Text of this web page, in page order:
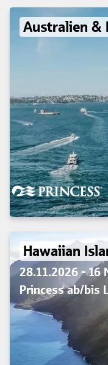
Australien &
Hawaiian
28.11.2026 - 16
Princess ab/bis